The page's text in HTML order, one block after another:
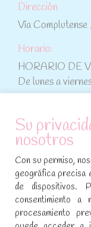
Dirección
Vía
Horario:
HORARIO DE
De lunes a
ATENCIÓN
Condiciones de
Aviso legal y
Política de
Su
nosotros
Con su permiso,
geográfica precisa
de dispositivos.
consentimiento
procesamiento